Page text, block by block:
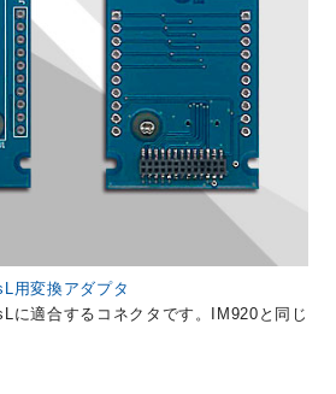
用変換アダプタ
に適合するコネクタです。IM920と同じ